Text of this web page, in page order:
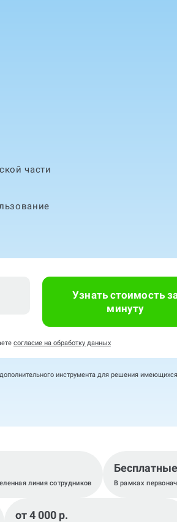
части
Узнать стоимость
минуту
согласие на обработку данных
инструмента для решения
линия сотрудников В рамках
от 4 000 р.